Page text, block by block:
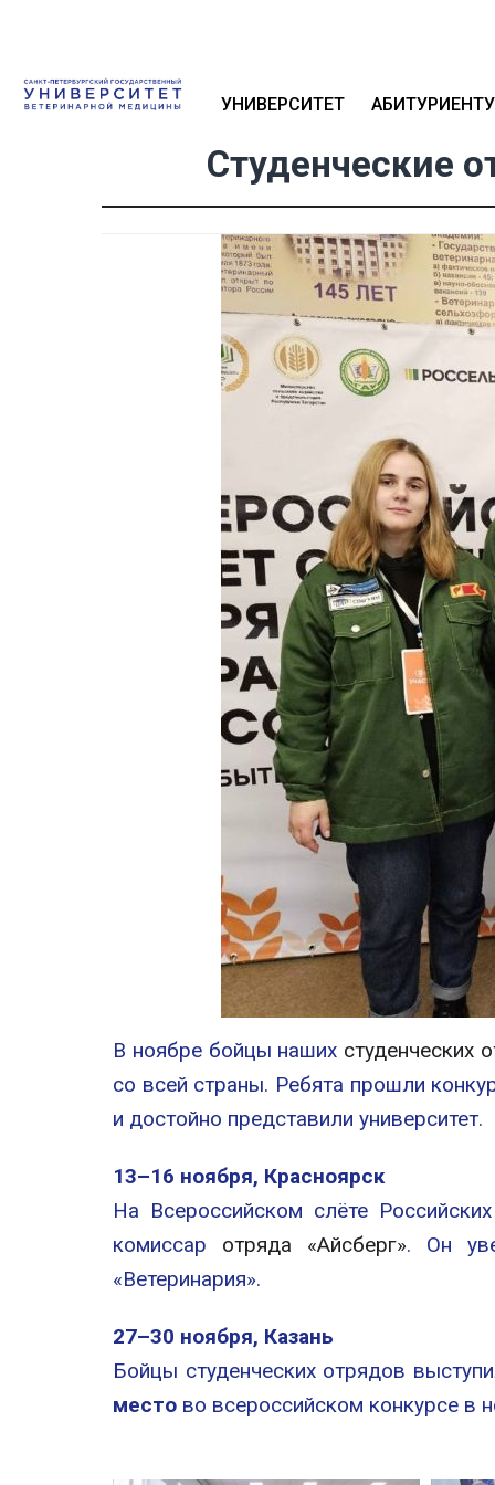
УНИВЕРСИТЕТ АБИТУРИЕНТУ
Студенческие
В ноябре бойцы наших студенческих
со всей страны. Ребята прошли
и достойно представили университет.
13–16 ноября, Красноярск
На Всероссийском слёте
комиссар отряда «Айсберг». Он
«Ветеринария».
27–30 ноября, Казань
Бойцы студенческих отрядов
место во всероссийском конкурсе в